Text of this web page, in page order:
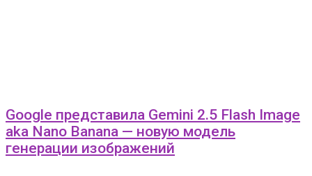
Google представила Gemini 2.5 Flash Image
aka Nano Banana — новую модель
генерации изображений